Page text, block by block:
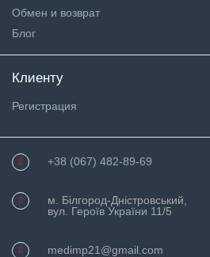
Обмен и возврат
Блог
Клиенту
Регистрация
+38 (067) 482-89-69
м. Білгород-Дністровський,
вул. Героїв України 11/5
medimp21@gmail.com